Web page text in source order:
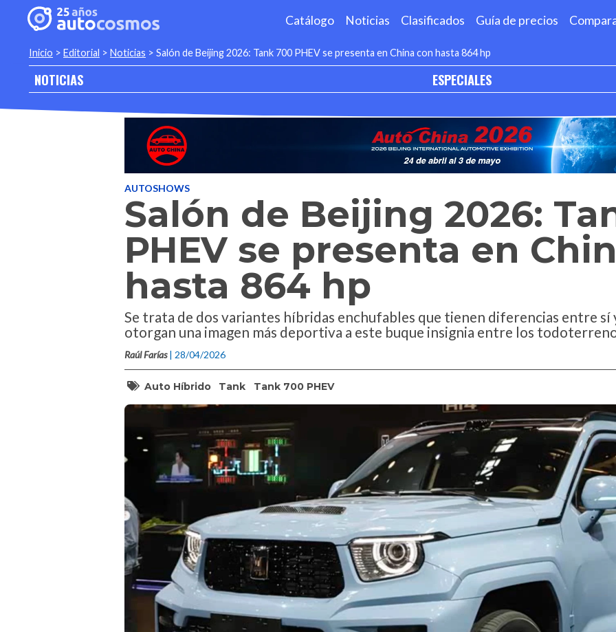
Catálogo Noticias Clasificados Guía de precios
Inicio > Editorial > Noticias > Salón de Beijing 2026: Tank 700 PHEV se presenta en China con hasta 864 hp
NOTICIAS ESPECIALES
AUTOSHOWS
Salón de Beijing 2026:
PHEV se presenta en
hasta 864 hp
Se trata de dos variantes híbridas enchufables que tienen diferencias entre sí
otorgan una imagen más deportiva a este buque insignia entre los
Raúl Farías | 28/04/2026
Auto Híbrido Tank Tank 700 PHEV